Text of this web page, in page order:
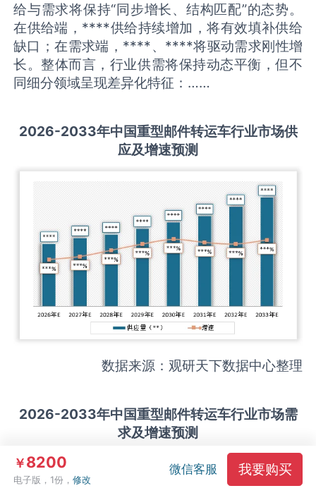
给与需求将保持“同步增长、结构匹配”的态势。
在供给端，****供给持续增加，将有效填补供给
缺口；在需求端，****、****将驱动需求刚性增
长。整体而言，行业供需将保持动态平衡，但不
同细分领域呈现差异化特征：……
2026-2033年中国重型邮件转运车行业市场供
应及增速预测
数据来源：观研天下数据中心整理
2026-2033年中国重型邮件转运车行业市场需
求及增速预测
￥8200
电子版，1份，修改
微信客服 我要购买